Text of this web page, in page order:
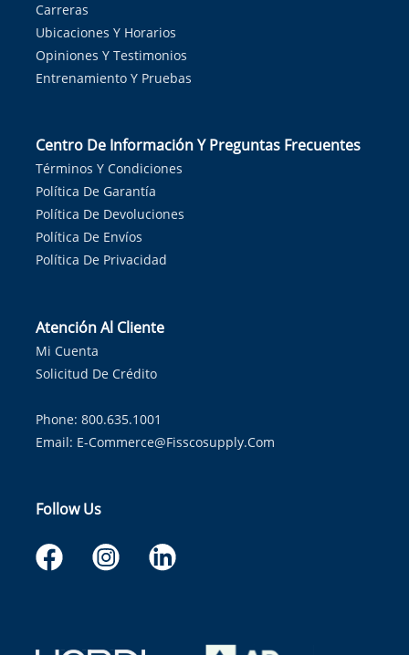
Carreras
Ubicaciones Y Horarios
Opiniones Y Testimonios
Entrenamiento Y Pruebas
Centro De Información Y Preguntas Frecuentes
Términos Y Condiciones
Política De Garantía
Política De Devoluciones
Política De Envíos
Política De Privacidad
Atención Al Cliente
Mi Cuenta
Solicitud De Crédito
Phone: 800.635.1001
Email: E-Commerce@fisscosupply.com
Follow Us